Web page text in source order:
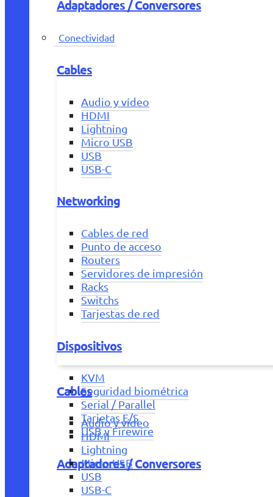
Adaptadores / Conversores
Conectividad
Cables
Audio y vídeo
HDMI
Lightning
Micro USB
USB
USB-C
Networking
Cables de red
Punto de acceso
Routers
Servidores de impresión
Racks
Switchs
Tarjestas de red
Dispositivos
KVM
Seguridad biométrica
Serial / Parallel
Tarjetas E/S
USB y Firewire
Adaptadores / Conversores
Cables
Audio y vídeo
HDMI
Lightning
Micro USB
USB
USB-C